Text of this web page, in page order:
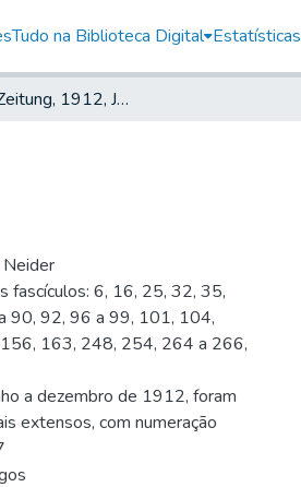
Tudo na Biblioteca Digital Estatísticas
Deutsche Zeitung, 1912, Jahrg. XV, nr. 008
Neider
fascículos: 6, 16, 25, 32, 35,
90, 92, 96 a 99, 101, 104,
163, 248, 254, 264 a 266,
a dezembro de 1912, foram
extensos, com numeração